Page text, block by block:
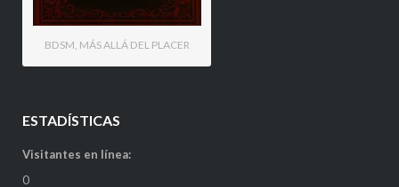
BDSM, MÁS ALLÁ DEL PLACER
ESTADÍSTICAS
Visitantes en línea:
0